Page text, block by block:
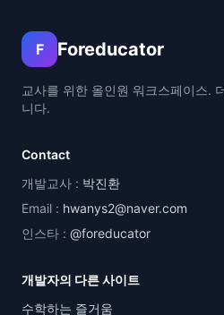
F Foreducator
교사를 위한 올인원 워크스페이스.
니다.
Contact
개발교사 : 박진환
Email : hwanys2@naver.com
인스타 : @foreducator
개발자의 다른 사이트
수학하는 즐거움